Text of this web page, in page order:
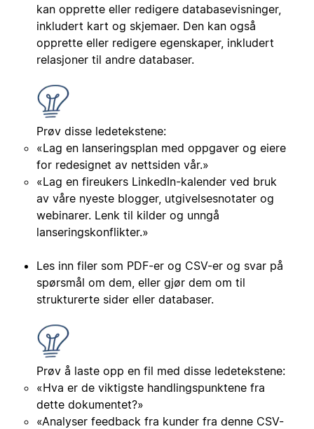
kan opprette eller redigere databasevisninger,
inkludert kart og skjemaer. Den kan også
opprette eller redigere egenskaper, inkludert
relasjoner til andre databaser.
Prøv disse ledetekstene:
«Lag en lanseringsplan med oppgaver og eiere
for redesignet av nettsiden vår.»
«Lag en fireukers LinkedIn-kalender ved bruk
av våre nyeste blogger, utgivelsesnotater og
webinarer. Lenk til kilder og unngå
lanseringskonflikter.»
Les inn filer som PDF-er og CSV-er og svar på
spørsmål om dem, eller gjør dem om til
strukturerte sider eller databaser.
Prøv å laste opp en fil med disse ledetekstene:
«Hva er de viktigste handlingspunktene fra
dette dokumentet?»
«Analyser feedback fra kunder fra denne CSV-